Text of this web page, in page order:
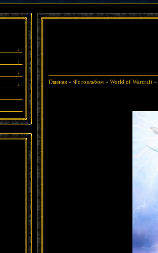
↓
↓
↓
↓
Главная » Фотоальбом » World of Warcraft »